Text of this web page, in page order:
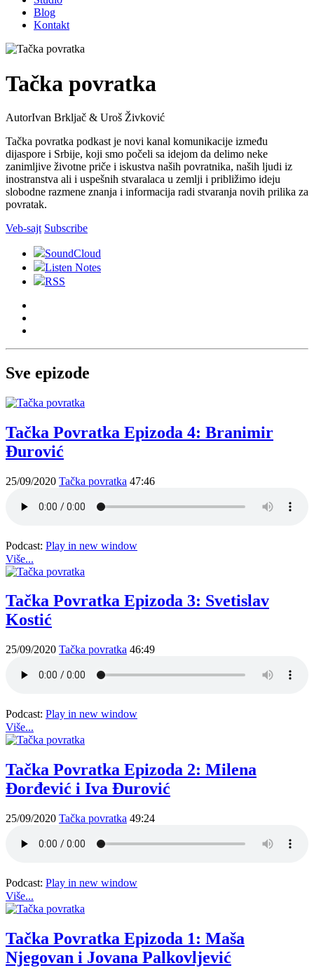
Blog
Kontakt
Tačka povratka
AutorIvan Brkljač & Uroš Živković
Tačka povratka podkast je novi kanal komunikacije između
dijaspore i Srbije, koji smo počeli sa idejom da delimo neke
zanimljive životne priče i iskustva naših povratnika, naših ljudi iz
inostranstva ali i uspešnih stvaralaca u zemlji i približimo ideju
slobodne razmene znanja i informacija radi stvaranja novih prilika za
povratak.
Veb-sajt Subscribe
SoundCloud
Listen Notes
RSS
Sve epizode
Tačka Povratka Epizoda 4: Branimir
Đurović
25/09/2020 Tačka povratka 47:46
Podcast: Play in new window
Više...
Tačka Povratka Epizoda 3: Svetislav
Kostić
25/09/2020 Tačka povratka 46:49
Podcast: Play in new window
Više...
Tačka Povratka Epizoda 2: Milena
Đorđević i Iva Đurović
25/09/2020 Tačka povratka 49:24
Podcast: Play in new window
Više...
Tačka Povratka Epizoda 1: Maša
Njegovan i Jovana Palkovljević